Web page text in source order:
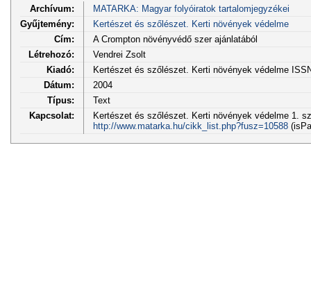
Archívum:
MATARKA: Magyar folyóiratok tartalomjegyzékei
Gyűjtemény:
Kertészet és szőlészet. Kerti növények védelme
Cím:
A Crompton növényvédő szer ajánlatából
Létrehozó:
Vendrei Zsolt
Kiadó:
Kertészet és szőlészet. Kerti növények védelme
Dátum:
2004
Típus:
Text
Kapcsolat:
Kertészet és szőlészet. Kerti növények védelme 1.
http://www.matarka.hu/cikk_list.php?fusz=10588